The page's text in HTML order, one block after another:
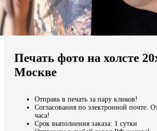
Мы доставляем по всему миру
Продолжить без города
Печать фото на холсте
Москве
Отправь в печать за пару кликов!
Согласования по электронной почте.
часа!
Срок выполнения заказа: 1 сутки